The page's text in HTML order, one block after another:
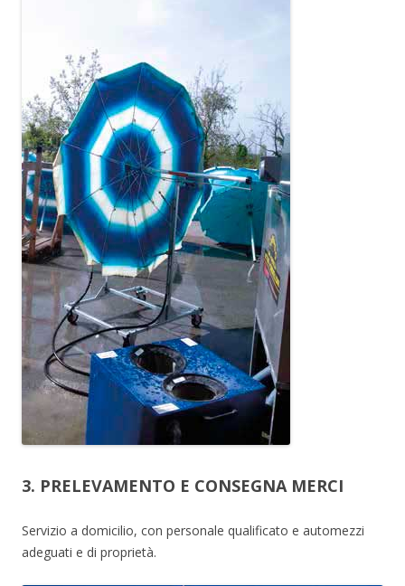
3. PRELEVAMENTO E CONSEGNA MERCI
Servizio a domicilio, con personale qualificato e automezzi
adeguati e di proprietà.